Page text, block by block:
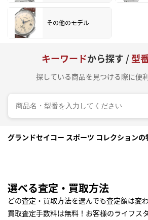
その他のモデル
キーワードから探す /型
探している商品を見つける際に便
グランドセイコー スポーツ コレクションの
選べる査定・買取方法
どの査定・買取方法を選んでも査定額は変
買取査定手数料は無料！お客様のライフス